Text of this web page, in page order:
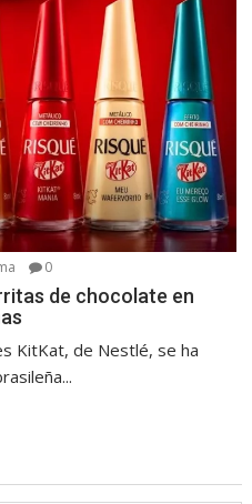
0
de chocolate en
KitKat, de Nestlé, se ha